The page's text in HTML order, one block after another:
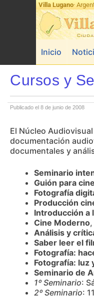
Villa Lugano·
Inicio
Cursos y
Publicado el 8 de junio de 2008
El Núcleo
documentación
documentales y
Seminario
Guión para
Fotografía
Producción
Introducción a
Cine Moderno
Análisis y
Saber leer el
Fotografía:
Fotografía: luz
Seminario de
1º Seminario:
2º Seminario: